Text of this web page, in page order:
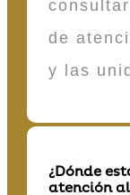
de
y las
¿Dónde
atención